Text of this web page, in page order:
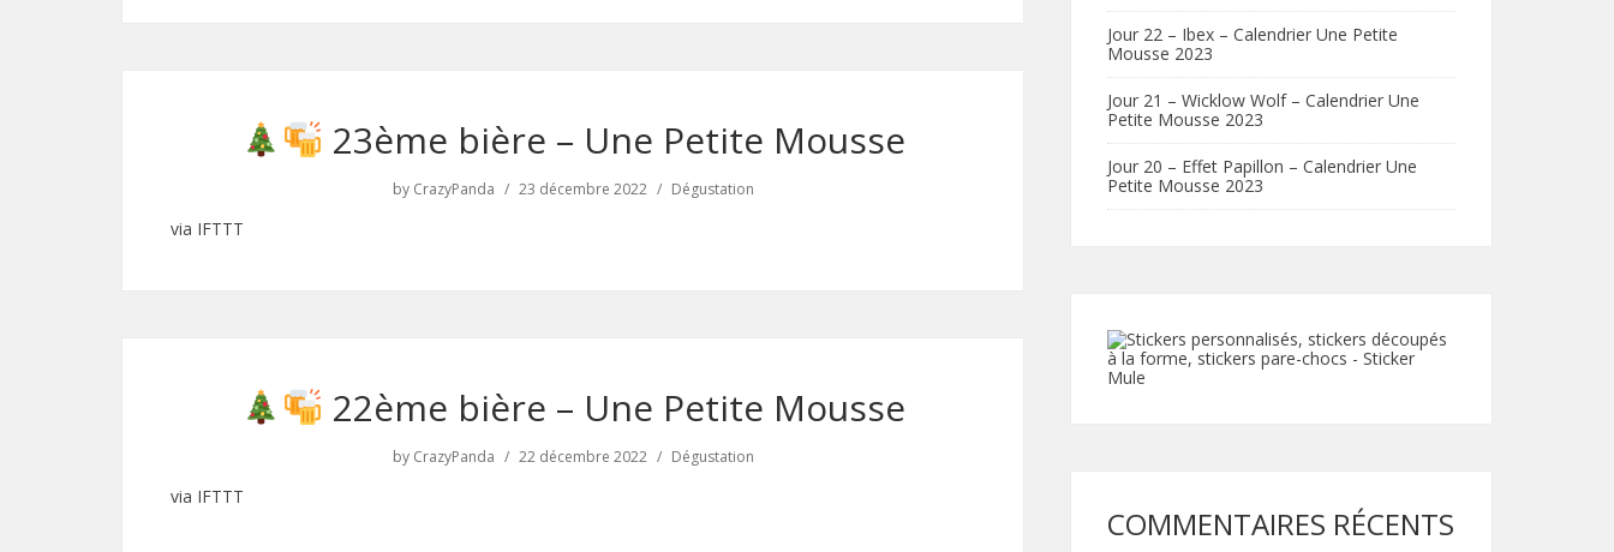
23ème bière – Une Petite Mousse
by CrazyPanda 23 décembre 2022 Dégustation
via IFTTT
22ème bière – Une Petite Mousse
by CrazyPanda 22 décembre 2022 Dégustation
via IFTTT
Jour 22 – Ibex – Calendrier Une Petite
Mousse 2023
Jour 21 – Wicklow Wolf – Calendrier Une
Petite Mousse 2023
Jour 20 – Effet Papillon – Calendrier Une
Petite Mousse 2023
COMMENTAIRES RÉCENTS